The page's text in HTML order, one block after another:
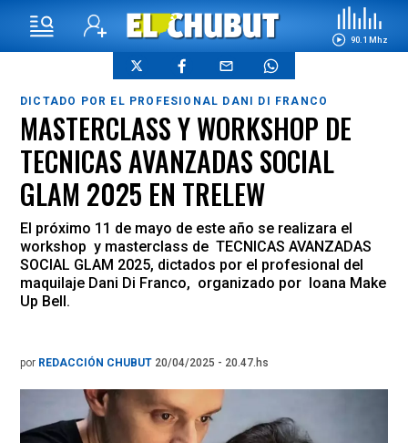
90.1 Mhz
DICTADO POR EL PROFESIONAL DANI DI FRANCO
MASTERCLASS Y WORKSHOP DE
TECNICAS AVANZADAS SOCIAL
GLAM 2025 EN TRELEW
El próximo 11 de mayo de este año se realizara el
workshop y masterclass de TECNICAS AVANZADAS
SOCIAL GLAM 2025, dictados por el profesional del
maquilaje Dani Di Franco, organizado por Ioana Make
Up Bell.
por REDACCIÓN CHUBUT 20/04/2025 - 20.47.hs